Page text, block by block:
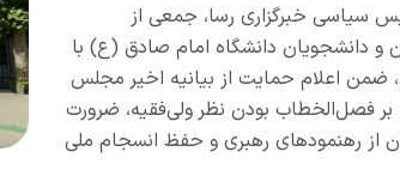
سیاسی خبرگزاری رسا، جمعی از
و دانشجویان دانشگاه امام صادق (ع) با
ضمن اعلام حمایت از بیانیه اخیر مجلس
بر فصل‌الخطاب بودن نظر ولی‌فقیه، ضرورت
از رهنمودهای رهبری و حفظ انسجام ملی